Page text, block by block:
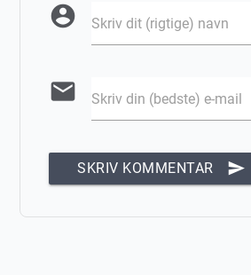
account_circle Skriv dit (rigtige) navn
email Skriv din (bedste) e-mail
SKRIV KOMMENTAR send